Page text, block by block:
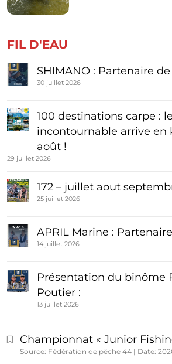
FIL D'EAU
SHIMANO : Partenaire de
30 juillet 2026
100 destinations carpe :
incontournable arrive en
août !
29 juillet 2026
172 – juillet aout
25 juillet 2026
APRIL Marine :
14 juillet 2026
Présentation du binôme
Poutier :
13 juillet 2026
Championnat « Junior
Source: Fédération de pêche 44 Date: